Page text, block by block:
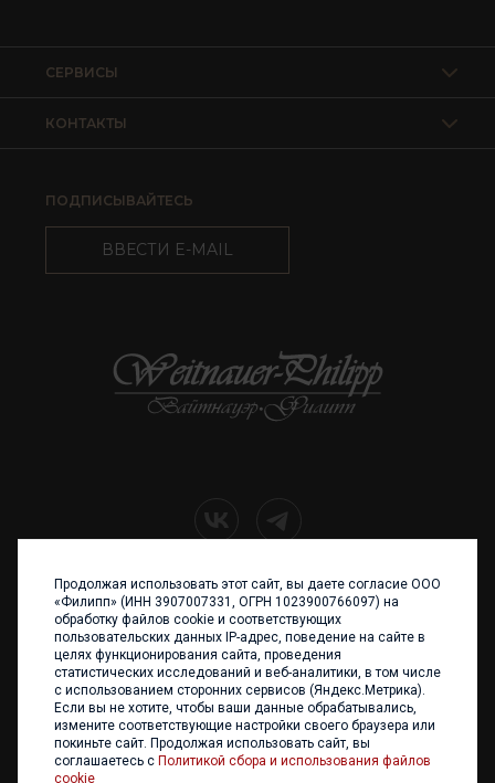
КОНТАКТЫ
СЕРВИСЫ
ПОДПИСЫВАЙТЕСЬ
ВВЕСТИ E-MAIL
+7 (4012) 960 898
236017 Калининград,
ул. Каштановая аллея, 47
Телефон: +7 4012 960 898,
+7 4012 960 856
Написать нам
Продолжая использовать этот сайт, вы даете согласие ООО
«Филипп» (ИНН 3907007331, ОГРН 1023900766097) на
обработку файлов cookie и соответствующих
пользовательских данных IP-адрес, поведение на сайте в
целях функционирования сайта, проведения
статистических исследований и веб-аналитики, в том числе
с использованием сторонних сервисов (Яндекс.Метрика).
Если вы не хотите, чтобы ваши данные обрабатывались,
измените соответствующие настройки своего браузера или
покиньте сайт. Продолжая использовать сайт, вы
соглашаетесь с Политикой сбора и использования файлов
cookie